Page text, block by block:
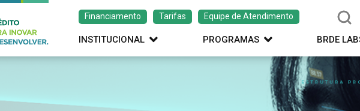
Financiamento Tarifas Equipe de Atendimento
INSTITUCIONAL PROGRAMAS BRDE